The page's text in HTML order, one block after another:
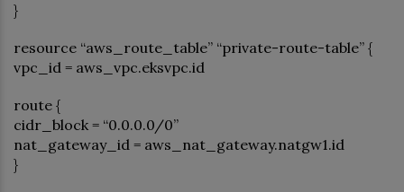
}
resource “aws_route_table” “private-route-table” {
vpc_id = aws_vpc.eksvpc.id
route {
cidr_block = “0.0.0.0/0”
nat_gateway_id = aws_nat_gateway.natgw1.id
}